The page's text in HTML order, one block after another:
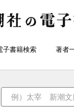
子書籍検索 著者